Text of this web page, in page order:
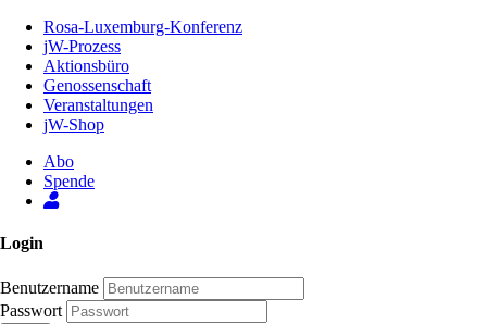
Inhalt
Seite
Rosa-Luxemburg-Konferenz
jW-Prozess
Aktionsbüro
Genossenschaft
Veranstaltungen
jW-Shop
Abo
Spende
Login
Benutzername
Passwort